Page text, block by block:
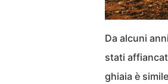
Da alcuni
stati
ghiaia è